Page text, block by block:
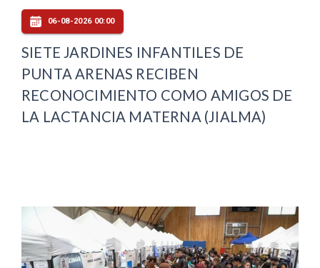
06-08-2026 00:00
SIETE JARDINES INFANTILES DE
PUNTA ARENAS RECIBEN
RECONOCIMIENTO COMO AMIGOS DE
LA LACTANCIA MATERNA (JIALMA)